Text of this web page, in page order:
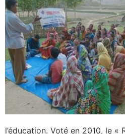
l’éducation. Voté en 2010, le